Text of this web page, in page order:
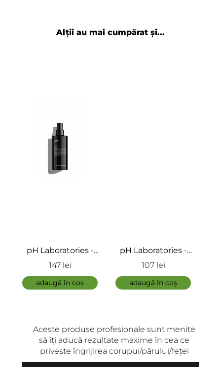
ADAUGĂ
Alții au mai cumpărat și...
pH Laboratories -
Spray cu sare de
147 lei
adaugă în coș
pH Laboratories -
Spray texturizant cu
Texturising Spray
107 lei
adaugă în coș
Aceste produse profesionale sunt menite
să îți aducă rezultate maxime în cea ce
privește îngrijirea corupui/părului/feței